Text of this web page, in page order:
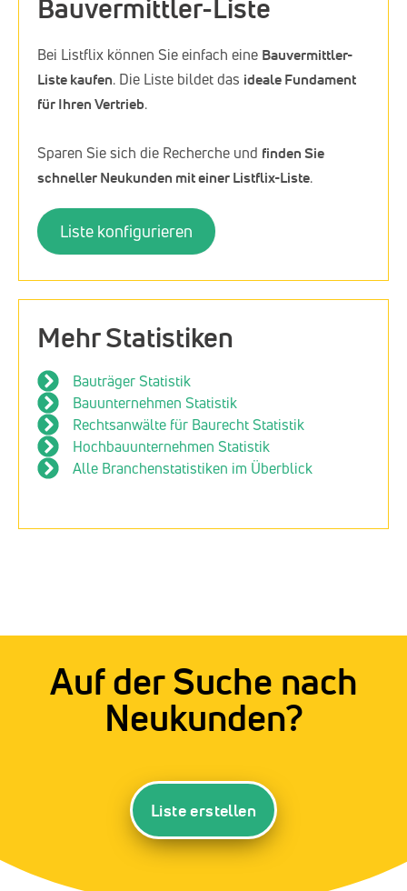
Bauvermittler-Liste
Bei Listflix können Sie einfach eine Bauvermittler-
Liste kaufen. Die Liste bildet das ideale Fundament
für Ihren Vertrieb.
Sparen Sie sich die Recherche und finden Sie
schneller Neukunden mit einer Listflix-Liste.
Liste konfigurieren
Mehr Statistiken
Bauträger Statistik
Bauunternehmen Statistik
Rechtsanwälte für Baurecht Statistik
Hochbauunternehmen Statistik
Alle Branchenstatistiken im Überblick
Auf der Suche nach
Neukunden?
Liste erstellen